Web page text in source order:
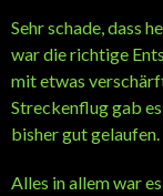
Sehr schade, dass
war die richtige
mit etwas
Streckenflug gab
bisher gut
Alles in allem war